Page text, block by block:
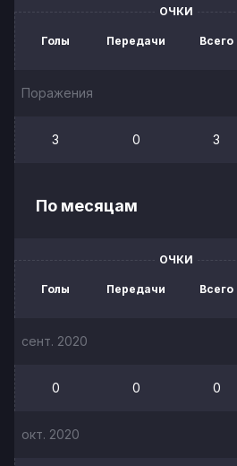
ОЧКИ
Голы Передачи Всего
Поражения
3 0 3
По месяцам
ОЧКИ
Голы Передачи Всего
сент. 2020
0 0 0
окт. 2020